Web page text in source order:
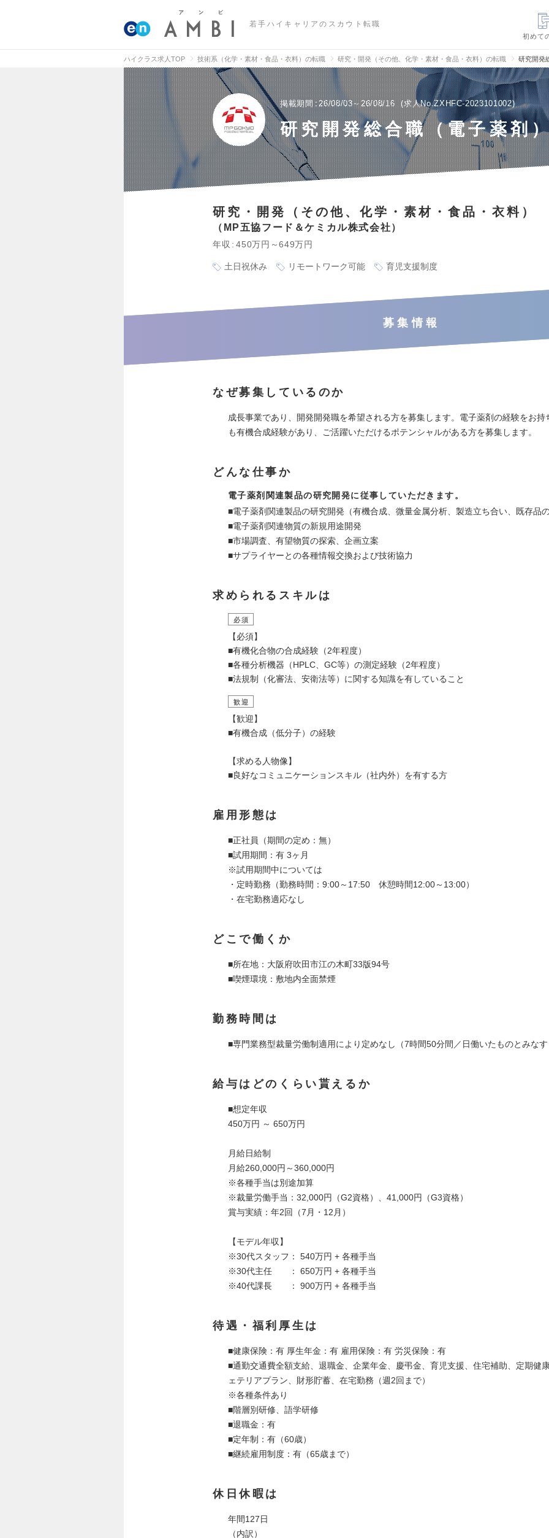
若手ハイキャリアのスカウト転職
初めて
ハイクラス求人TOP 技術系（化学・素材・食品・衣料）の転職 研究・開発（その他、化学・素材・食品・衣料）の転職 研究開発
掲載期間 26/08/03～26/08/16 求人No.ZXHFC-2023101002
研究開発総合職（電子薬剤
研究・開発（その他、化学・素材・食品・衣料）
MP五協フード＆ケミカル株式会社
年収 450万円～649万円
土日祝休み リモートワーク可能 育児支援制度
募集情報
なぜ募集しているのか
成長事業であり、開発開発職を希望される方を募集します。電子薬剤の経験をお持
も有機合成経験があり、ご活躍いただけるポテンシャルがある方を募集します。
どんな仕事か
電子薬剤関連製品の研究開発に従事していただきます。
■電子薬剤関連製品の研究開発（有機合成、微量金属分析、製造立ち合い、既存品
■電子薬剤関連物質の新規用途開発
■市場調査、有望物質の探索、企画立案
■サプライヤーとの各種情報交換および技術協力
求められるスキルは
必須
【必須】
■有機化合物の合成経験（2年程度）
■各種分析機器（HPLC、GC等）の測定経験（2年程度）
■法規制（化審法、安衛法等）に関する知識を有していること
歓迎
【歓迎】
■有機合成（低分子）の経験
【求める人物像】
■良好なコミュニケーションスキル（社内外）を有する方
雇用形態は
■正社員（期間の定め：無）
■試用期間：有 3ヶ月
※試用期間中については
・定時勤務（勤務時間：9:00～17:50 休憩時間12:00～13:00）
・在宅勤務適応なし
どこで働くか
■所在地：大阪府吹田市江の木町33版94号
■喫煙環境：敷地内全面禁煙
勤務時間は
■専門業務型裁量労働制適用により定めなし（7時間50分間／日働いたものとみな
給与はどのくらい貰えるか
■想定年収
450万円 ～ 650万円
月給日給制
月給260,000円～360,000円
※各種手当は別途加算
※裁量労働手当：32,000円（G2資格）、41,000円（G3資格）
賞与実績：年2回（7月・12月）
【モデル年収】
※30代スタッフ： 540万円 + 各種手当
※30代主任 ： 650万円 + 各種手当
※40代課長 ： 900万円 + 各種手当
待遇・福利厚生は
■健康保険：有 厚生年金：有 雇用保険：有 労災保険：有
■通勤交通費全額支給、退職金、企業年金、慶弔金、育児支援、住宅補助、定期健
ェテリアプラン、財形貯蓄、在宅勤務（週2回まで）
※各種条件あり
■階層別研修、語学研修
■退職金：有
■定年制：有（60歳）
■継続雇用制度：有（65歳まで）
休日休暇は
年間127日
（内訳）